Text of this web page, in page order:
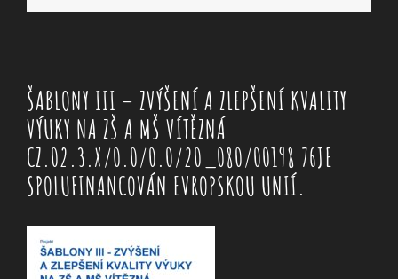
ŠABLONY III – ZVÝŠENÍ A ZLEPŠENÍ KVALITY
VÝUKY NA ZŠ A MŠ VÍTĚZNÁ
CZ.02.3.X/0.0/0.0/20_080/00198 76JE
SPOLUFINANCOVÁN EVROPSKOU UNIÍ.